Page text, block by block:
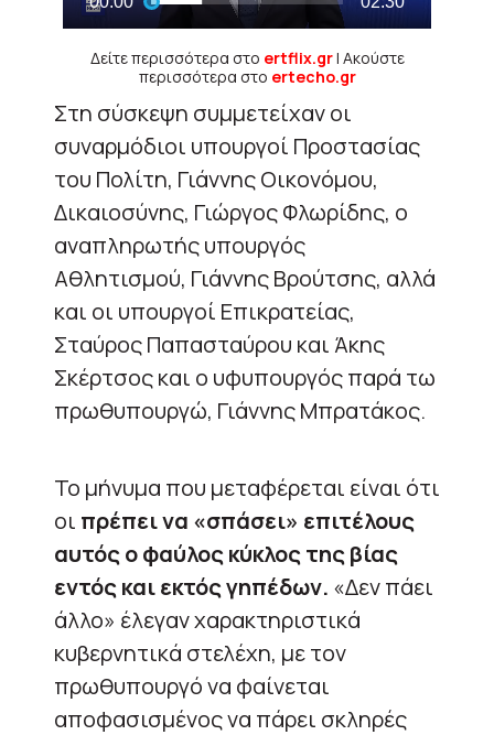
Δείτε περισσότερα στο ertflix.gr| Ακούστε
περισσότερα στο ertecho.gr
Στη σύσκεψη συμμετείχαν οι
συναρμόδιοι υπουργοί Προστασίας
του Πολίτη, Γιάννης Οικονόμου,
Δικαιοσύνης, Γιώργος Φλωρίδης, ο
αναπληρωτής υπουργός
Αθλητισμού, Γιάννης Βρούτσης, αλλά
και οι υπουργοί Επικρατείας,
Σταύρος Παπασταύρου και Άκης
Σκέρτσος και ο υφυπουργός παρά τω
πρωθυπουργώ, Γιάννης Μπρατάκος.
Το μήνυμα που μεταφέρεται είναι ότι
οι πρέπει να «σπάσει» επιτέλους
αυτός ο φαύλος κύκλος της βίας
εντός και εκτός γηπέδων. «Δεν πάει
άλλο» έλεγαν χαρακτηριστικά
κυβερνητικά στελέχη, με τον
πρωθυπουργό να φαίνεται
αποφασισμένος να πάρει σκληρές